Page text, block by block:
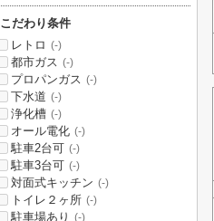
こだわり条件
レトロ (-)
都市ガス (-)
プロパンガス (-)
下水道 (-)
浄化槽 (-)
オール電化 (-)
駐車2台可 (-)
駐車3台可 (-)
対面式キッチン (-)
トイレ２ヶ所 (-)
駐車場あり (-)